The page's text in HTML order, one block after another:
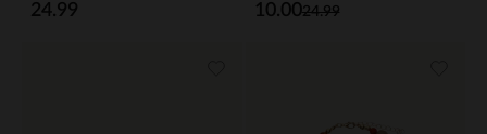
24.99 24.99
10.00